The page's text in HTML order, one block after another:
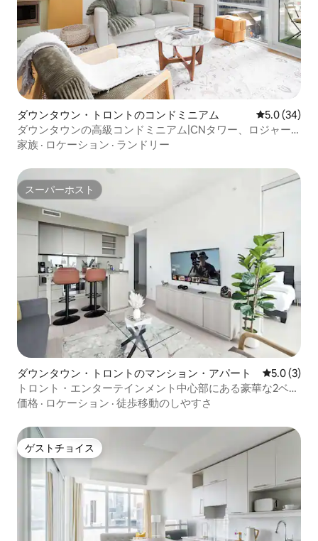
ダウンタウン・トロントのコンドミニアム レビュー34
5.0 (34)
ダウンタウンの高級コンドミニアム|CNタワー、ロジャー
センター、4名様まで宿泊可能
家族 · ロケーション · ランドリー
スーパーホスト
スーパーホスト
ダウンタウン・トロントのマンション・アパート レビュー3
5.0 (3)
トロント・エンターテインメント中心部にある豪華な2ベッ
ドルームスイート
価格 · ロケーション · 徒歩移動のしやすさ
ゲストチョイス
ゲストチョイス